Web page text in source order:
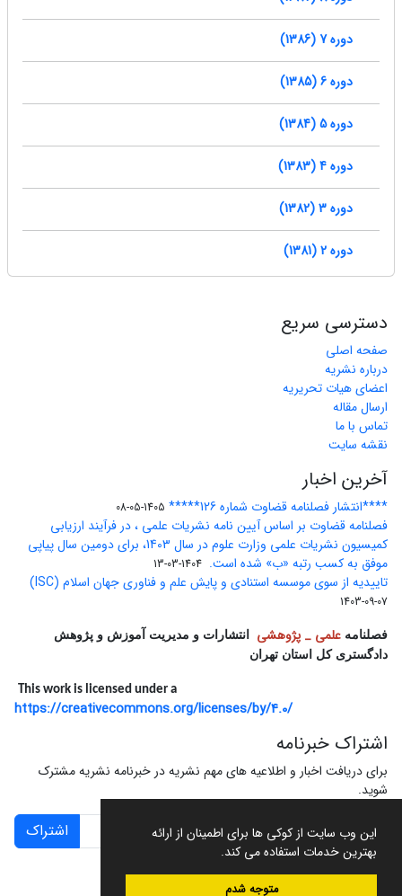
این وب سایت از کوکی ها برای اطمینان از ارائه
بهترین خدمات استفاده می کند.
متوجه شدم
دوره 7 (1386)
دوره 6 (1385)
دوره 5 (1384)
دوره 4 (1383)
دوره 3 (1382)
دوره 2 (1381)
دسترسی سریع
صفحه اصلی
درباره نشریه
اعضای هیات تحریریه
ارسال مقاله
تماس با ما
نقشه سایت
آخرین اخبار
****انتشار فصلنامه قضاوت شماره 126***** 1405-05-08
فصلنامه قضاوت بر اساس آیین نامه نشریات علمی ، در فرآیند ارزیابی
کمیسیون نشریات علمی وزارت علوم در سال 1403، برای دومین سال پیاپی
موفق به کسب رتبه «ب» شده است. 1404-03-13
تاییدیه از سوی موسسه استنادی و پایش علم و فناوری جهان اسلام (ISC)
1403-09-07
فصلنامه علمی _ پژوهشی
انتشارات و مدیریت آموزش و پژوهش
دادگستری کل استان تهران
This work is licensed under a
https://creativecommons.org/licenses/by/4.0/
اشتراک خبرنامه
برای دریافت اخبار و اطلاعیه های مهم نشریه در خبرنامه نشریه مشترک
شوید.
اشتراک